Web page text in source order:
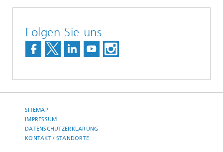
Folgen Sie uns
SITEMAP
IMPRESSUM
DATENSCHUTZERKLÄRUNG
KONTAKT / STANDORTE